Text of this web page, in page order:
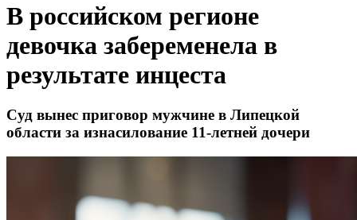
В российском регионе
девочка забеременела в
результате инцеста
Суд вынес приговор мужчине в Липецкой
области за изнасилование 11-летней дочери